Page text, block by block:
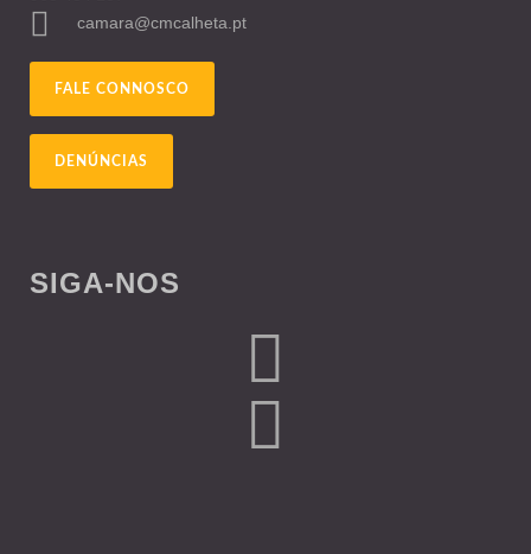
camara@cmcalheta.pt
FALE CONNOSCO
DENÚNCIAS
SIGA-NOS